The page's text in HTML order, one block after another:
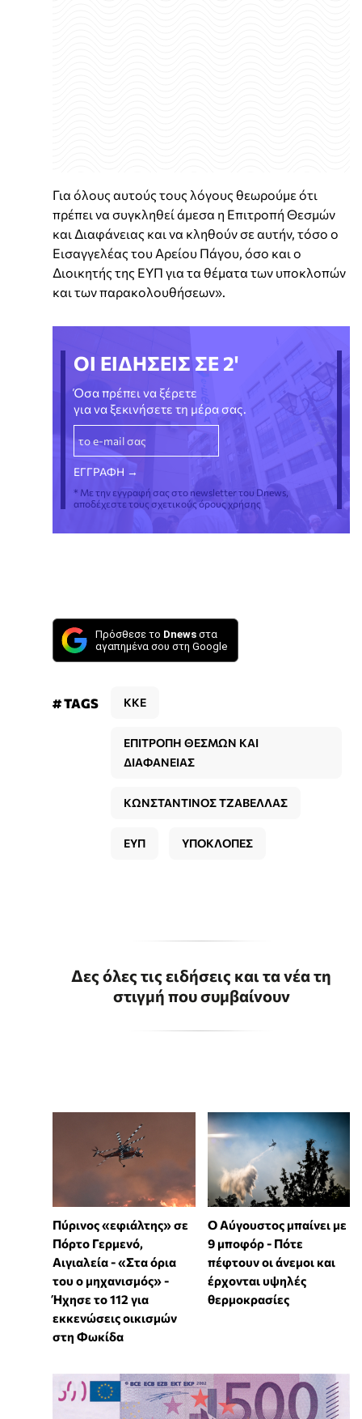
Για όλους αυτούς τους λόγους θεωρούμε ότι
πρέπει να συγκληθεί άμεσα η Επιτροπή Θεσμών
και Διαφάνειας και να κληθούν σε αυτήν, τόσο ο
Εισαγγελέας του Αρείου Πάγου, όσο και ο
Διοικητής της ΕΥΠ για τα θέματα των υποκλοπών
και των παρακολουθήσεων».
ΟΙ ΕΙΔΗΣΕΙΣ ΣΕ 2'
Όσα πρέπει να ξέρετε
για να ξεκινήσετε τη μέρα σας.
* Με την εγγραφή σας στο newsletter του Dnews,
αποδέχεστε τους σχετικούς όρους χρήσης
Πρόσθεσε το Dnews στα
αγαπημένα σου στη Google
# TAGS ΚΚΕ
ΕΠΙΤΡΟΠΗ ΘΕΣΜΩΝ ΚΑΙ
ΔΙΑΦΑΝΕΙΑΣ
ΚΩΝΣΤΑΝΤΙΝΟΣ ΤΖΑΒΕΛΛΑΣ
ΕΥΠ ΥΠΟΚΛΟΠΕΣ
Δες όλες τις ειδήσεις και τα νέα τη
στιγμή που συμβαίνουν
Πύρινος «εφιάλτης» σε
Πόρτο Γερμενό,
Αιγιαλεία - «Στα όρια
του ο μηχανισμός» -
Ήχησε το 112 για
εκκενώσεις οικισμών
στη Φωκίδα
Ο Αύγουστος μπαίνει με
9 μποφόρ - Πότε
πέφτουν οι άνεμοι και
έρχονται υψηλές
θερμοκρασίες